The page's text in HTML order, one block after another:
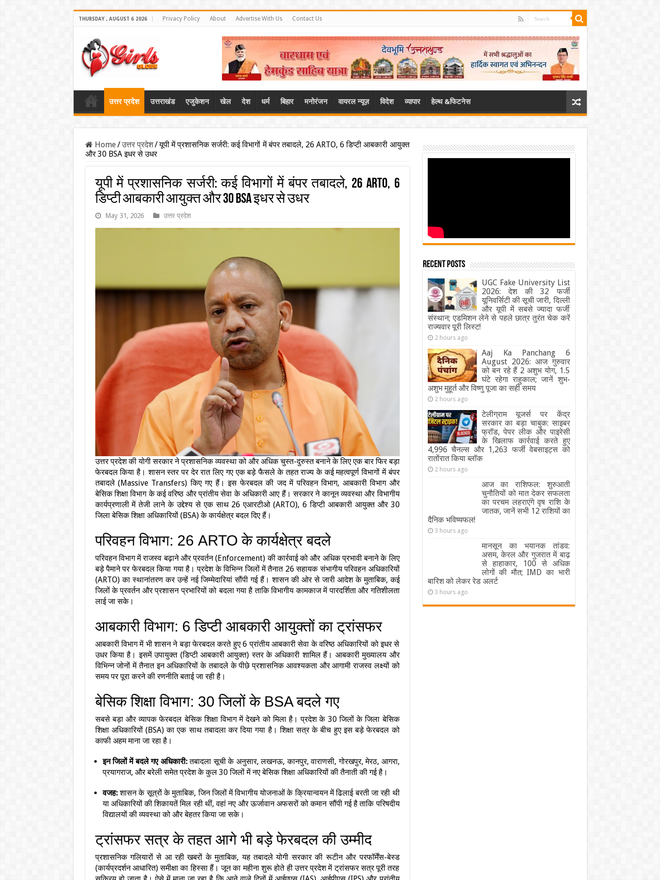
THURSDAY , AUGUST 6 2026 Privacy Policy About Advertise With Us Contact Us
उत्तर प्रदेश उत्तराखंड एजुकेशन खेल देश धर्म बिहार मनोरंजन वायरल न्यूज़ विदेश व्यापार हेल्थ &फिटनेस
Home/उत्तर प्रदेश/यूपी में प्रशासनिक सर्जरी: कई विभागों में बंपर तबादले, 26 ARTO, 6 डिप्टी आबकारी आयुक्त
और 30 BSA इधर से उधर
यूपी में प्रशासनिक सर्जरी: कई विभागों में बंपर तबादले, 26 ARTO, 6
डिप्टी आबकारी आयुक्त और 30 BSA इधर से उधर
May 31, 2026 उत्तर प्रदेश
उत्तर प्रदेश की योगी सरकार ने प्रशासनिक व्यवस्था को और अधिक चुस्त-दुरुस्त बनाने के लिए एक बार फिर बड़ा
फेरबदल किया है। शासन स्तर पर देर रात लिए गए एक बड़े फैसले के तहत राज्य के कई महत्वपूर्ण विभागों में बंपर
तबादले (Massive Transfers) किए गए हैं। इस फेरबदल की जद में परिवहन विभाग, आबकारी विभाग और
बेसिक शिक्षा विभाग के कई वरिष्ठ और प्रांतीय सेवा के अधिकारी आए हैं। सरकार ने कानून व्यवस्था और विभागीय
कार्यप्रणाली में तेजी लाने के उद्देश्य से एक साथ 26 एआरटीओ (ARTO), 6 डिप्टी आबकारी आयुक्त और 30
जिला बेसिक शिक्षा अधिकारियों (BSA) के कार्यक्षेत्र बदल दिए हैं।
परिवहन विभाग: 26 ARTO के कार्यक्षेत्र बदले
परिवहन विभाग में राजस्व बढ़ाने और प्रवर्तन (Enforcement) की कार्रवाई को और अधिक प्रभावी बनाने के लिए
बड़े पैमाने पर फेरबदल किया गया है। प्रदेश के विभिन्न जिलों में तैनात 26 सहायक संभागीय परिवहन अधिकारियों
(ARTO) का स्थानांतरण कर उन्हें नई जिम्मेदारियां सौंपी गई हैं। शासन की ओर से जारी आदेश के मुताबिक, कई
जिलों के प्रवर्तन और प्रशासन प्रभारियों को बदला गया है ताकि विभागीय कामकाज में पारदर्शिता और गतिशीलता
लाई जा सके।
आबकारी विभाग: 6 डिप्टी आबकारी आयुक्तों का ट्रांसफर
आबकारी विभाग में भी शासन ने बड़ा फेरबदल करते हुए 6 प्रांतीय आबकारी सेवा के वरिष्ठ अधिकारियों को इधर से
उधर किया है। इसमें उपायुक्त (डिप्टी आबकारी आयुक्त) स्तर के अधिकारी शामिल हैं। आबकारी मुख्यालय और
विभिन्न जोनों में तैनात इन अधिकारियों के तबादले के पीछे प्रशासनिक आवश्यकता और आगामी राजस्व लक्ष्यों को
समय पर पूरा करने की रणनीति बताई जा रही है।
बेसिक शिक्षा विभाग: 30 जिलों के BSA बदले गए
सबसे बड़ा और व्यापक फेरबदल बेसिक शिक्षा विभाग में देखने को मिला है। प्रदेश के 30 जिलों के जिला बेसिक
शिक्षा अधिकारियों (BSA) का एक साथ तबादला कर दिया गया है। शिक्षा सत्र के बीच हुए इस बड़े फेरबदल को
काफी अहम माना जा रहा है।
इन जिलों में बदले गए अधिकारी:तबादला सूची के अनुसार, लखनऊ, कानपुर, वाराणसी, गोरखपुर, मेरठ, आगरा,
प्रयागराज, और बरेली समेत प्रदेश के कुल 30 जिलों में नए बेसिक शिक्षा अधिकारियों की तैनाती की गई है।
वजह:शासन के सूत्रों के मुताबिक, जिन जिलों में विभागीय योजनाओं के क्रियान्वयन में ढिलाई बरती जा रही थी
या अधिकारियों की शिकायतें मिल रही थीं, वहां नए और ऊर्जावान अफसरों को कमान सौंपी गई है ताकि परिषदीय
विद्यालयों की व्यवस्था को और बेहतर किया जा सके।
ट्रांसफर सत्र के तहत आगे भी बड़े फेरबदल की उम्मीद
प्रशासनिक गलियारों से आ रही खबरों के मुताबिक, यह तबादले योगी सरकार की रूटीन और परफॉर्मेंस-बेस्ड
(कार्यप्रदर्शन आधारित) समीक्षा का हिस्सा हैं। जून का महीना शुरू होते ही उत्तर प्रदेश में ट्रांसफर सत्र पूरी तरह
Recent Posts
UGC Fake University List
2026: देश की 32 फर्जी
यूनिवर्सिटी की सूची जारी, दिल्ली
और यूपी में सबसे ज्यादा फर्जी
संस्थान; एडमिशन लेने से पहले छात्र तुरंत चेक करें
राज्यवार पूरी लिस्ट!
2 hours ago
Aaj Ka Panchang 6
August 2026: आज गुरुवार
को बन रहे हैं 2 अशुभ योग, 1.5
घंटे रहेगा राहुकाल; जानें शुभ-
अशुभ मुहूर्त और विष्णु पूजा का सही समय
2 hours ago
टेलीग्राम यूजर्स पर केंद्र
सरकार का बड़ा चाबुक: साइबर
फ्रॉड, पेपर लीक और पाइरेसी
के खिलाफ कार्रवाई करते हुए
4,996 चैनल्स और 1,263 फर्जी वेबसाइट्स को
रातोंरात किया ब्लॉक
2 hours ago
आज का राशिफल: शुरुआती
चुनौतियों को मात देकर सफलता
का परचम लहराएंगे वृष राशि के
जातक, जानें सभी 12 राशियों का
दैनिक भविष्यफल!
3 hours ago
मानसून का भयानक तांडव:
असम, केरल और गुजरात में बाढ़
से हाहाकार, 100 से अधिक
लोगों की मौत; IMD का भारी
बारिश को लेकर रेड अलर्ट
3 hours ago